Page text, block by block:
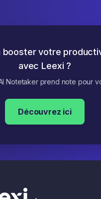
booster votre
avec Leexi ?
Notetaker prend note pour
Découvrez ici